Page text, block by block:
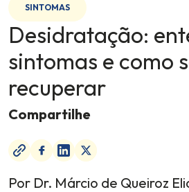
SINTOMAS
Desidratação:
sintomas e como
recuperar
Compartilhe
Por Dr. Márcio de Queiroz